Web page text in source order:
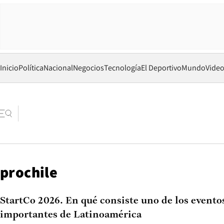
InicioPolíticaNacionalNegociosTecnologíaEl DeportivoMundo
prochile
StartCo 2026. En qué consiste uno de los
importantes de Latinoamérica